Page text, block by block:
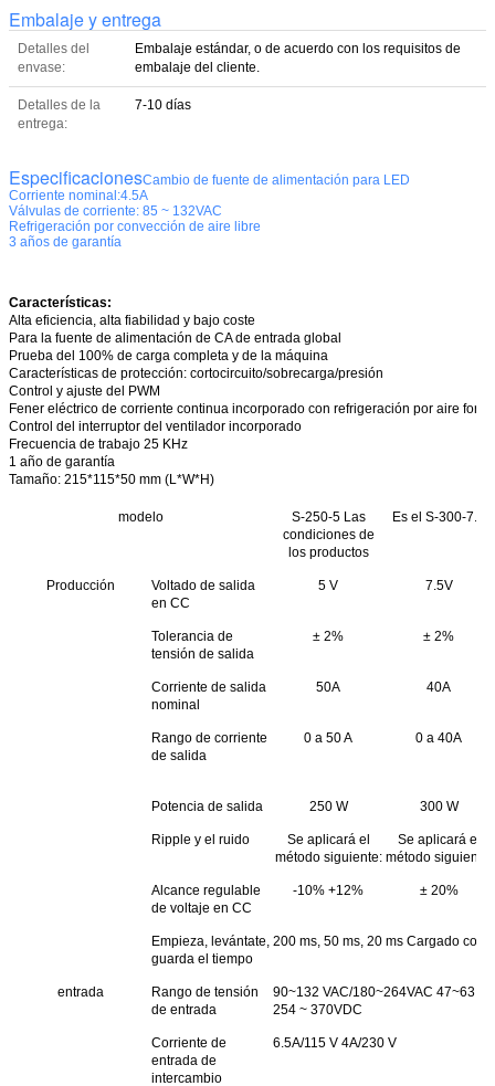
Embalaje y entrega
Detalles del
envase:
Embalaje estándar, o de acuerdo con los requisitos de
embalaje del cliente.
Detalles de la
entrega:
7-10 días
EspecificacionesCambio de fuente de alimentación para LED
Corriente nominal:4.5A
Válvulas de corriente: 85 ~ 132VAC
Refrigeración por convección de aire libre
3 años de garantía
Características:
Alta eficiencia, alta fiabilidad y bajo coste
Para la fuente de alimentación de CA de entrada global
Prueba del 100% de carga completa y de la máquina
Características de protección: cortocircuito/sobrecarga/presión
Control y ajuste del PWM
Fener eléctrico de corriente continua incorporado con refrigeración por aire
Control del interruptor del ventilador incorporado
Frecuencia de trabajo 25 KHz
1 año de garantía
Tamaño: 215*115*50 mm (L*W*H)
modelo
S-250-5 Las
condiciones de
los productos
Es el S-300-7.5
Producción
Voltado de salida
en CC
5 V 7.5V
Tolerancia de
tensión de salida
± 2% ± 2%
Corriente de salida
nominal
50A 40A
Rango de corriente
de salida
0 a 50 A 0 a 40A
Potencia de salida 250 W 300 W
Ripple y el ruido
Se aplicará el
método siguiente:
Se aplicará el
método siguiente:
Alcance regulable
de voltaje en CC
-10% +12% ± 20%
Empieza, levántate,
guarda el tiempo
200 ms, 50 ms, 20 ms Cargado con
entrada
Rango de tensión
de entrada
90~132 VAC/180~264VAC 47~63
254 ~ 370VDC
Corriente de
entrada de
intercambio
6.5A/115 V 4A/230 V